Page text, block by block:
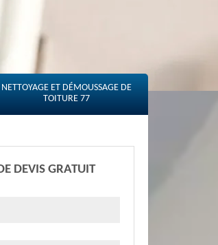
NETTOYAGE ET DÉMOUSSAGE DE
TOITURE 77
DEVIS GRATUIT